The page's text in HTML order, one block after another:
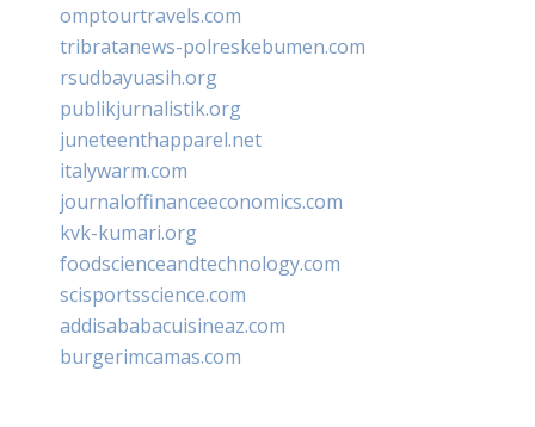
omptourtravels.com
tribratanews-polreskebumen.com
rsudbayuasih.org
publikjurnalistik.org
juneteenthapparel.net
italywarm.com
journaloffinanceeconomics.com
kvk-kumari.org
foodscienceandtechnology.com
scisportsscience.com
addisababacuisineaz.com
burgerimcamas.com